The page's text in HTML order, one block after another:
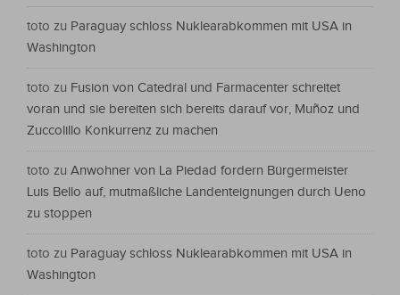
toto zu Paraguay schloss Nuklearabkommen mit USA in
Washington
toto zu Fusion von Catedral und Farmacenter schreitet
voran und sie bereiten sich bereits darauf vor, Muñoz und
Zuccolillo Konkurrenz zu machen
toto zu Anwohner von La Piedad fordern Bürgermeister
Luis Bello auf, mutmaßliche Landenteignungen durch Ueno
zu stoppen
toto zu Paraguay schloss Nuklearabkommen mit USA in
Washington